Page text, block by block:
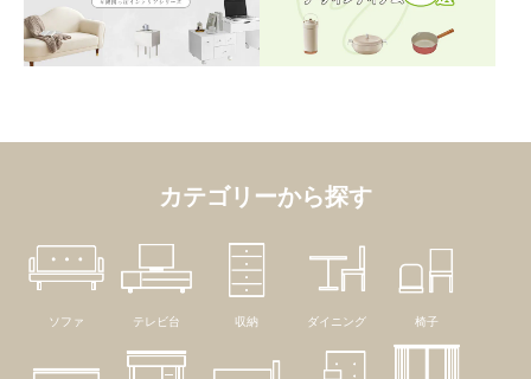
カテゴリーから探す
ソファ テレビ台 収納 ダイニング 椅子